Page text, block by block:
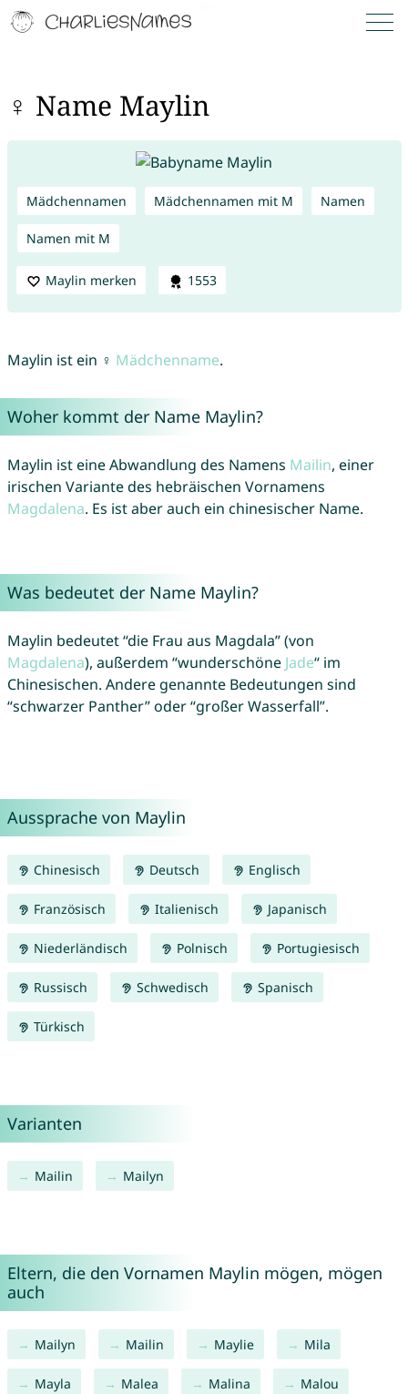
♀ Name Maylin
Mädchennamen Mädchennamen mit M Namen
Namen mit M
Maylin merken 1553
Maylin ist ein ♀ Mädchenname.
Woher kommt der Name Maylin?
Maylin ist eine Abwandlung des Namens Mailin, einer
irischen Variante des hebräischen Vornamens
Magdalena. Es ist aber auch ein chinesischer Name.
Was bedeutet der Name Maylin?
Maylin bedeutet “die Frau aus Magdala” (von
Magdalena), außerdem “wunderschöne Jade“ im
Chinesischen. Andere genannte Bedeutungen sind
“schwarzer Panther” oder “großer Wasserfall”.
Aussprache von Maylin
Chinesisch Deutsch Englisch
Französisch Italienisch Japanisch
Niederländisch Polnisch Portugiesisch
Russisch Schwedisch Spanisch
Türkisch
Varianten
Mailin Mailyn
Eltern, die den Vornamen Maylin mögen, mögen
auch
Mailyn Mailin Maylie Mila
Mayla Malea Malina Malou